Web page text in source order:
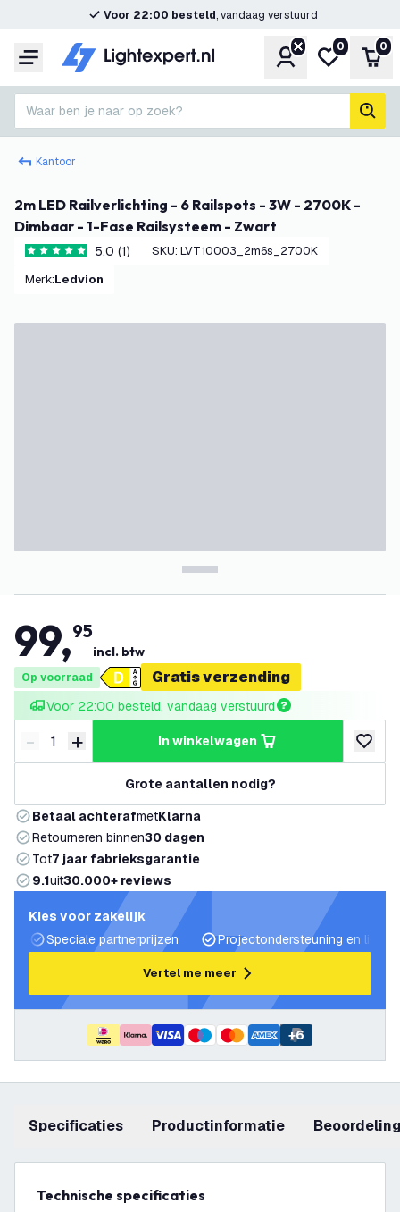
Voor 22:00 besteld, vandaag verstuurd
Menu Account
Mijn
0 0
Waar ben je naar op zoek?
Kantoor
2m LED Railverlichting - 6 Railspots - 3W - 2700K -
Dimbaar - 1-Fase Railsysteem - Zwart
5 score sterren5.0 (1) SKU: LVT10003_2m6s_2700K
Merk: Ledvion
99,95
incl. btw
Op voorraad Gratis verzending
Voor 22:00 besteld, vandaag verstuurd
Verminder hoeveelheid
- Verhoog hoeveelheid
+ in winkelwagen
Grote aantallen nodig?
Betaal achterafmetKlarna
Retourneren binnen30 dagen
Tot7 jaar fabrieksgarantie
9.1uit30.000+ reviews
Kies voor zakelijk
Speciale partnerprijzen
Projectondersteuning en
Vertel me meer
+6
Specificaties productinformatie
Technische specificaties